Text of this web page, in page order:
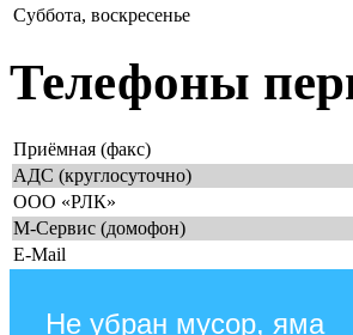
Суббота, воскресенье
Телефоны
Приёмная (факс)
АДС (круглосуточно)
ООО «РЛК»
М-Сервис (домофон)
E-Mail
Не убран мусор, яма